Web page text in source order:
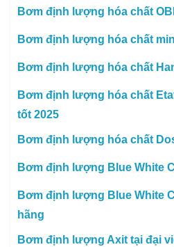
Bơm định lượng hóa chất
Bơm định lượng hóa chất
Bơm định lượng hóa chất
Bơm định lượng hóa chất
tốt 2025
Bơm định lượng hóa chất
Bơm định lượng Blue White
Bơm định lượng Blue White
hãng
Bơm định lượng Axit tại đại